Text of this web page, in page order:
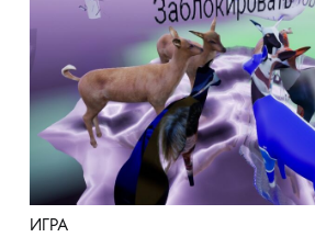
ИГРА